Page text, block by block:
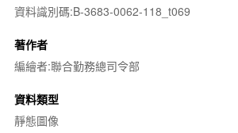
資料識別碼:B-3683-0062-118_t069
著作者
編繪者:聯合勤務總司令部
資料類型
靜態圖像